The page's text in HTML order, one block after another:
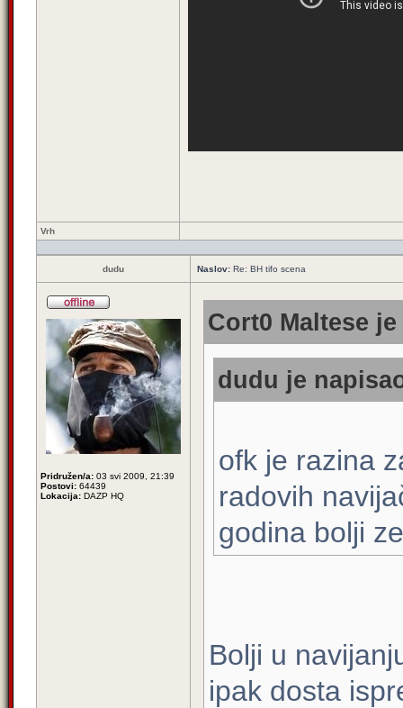
Vrh
dudu Naslov: Re: BH tifo scena
Pridružen/a: 03 svi 2009, 21:39
Postovi: 64439
Lokacija: DAZP HQ
Cort0 Maltese
dudu je
ofk je razina
radovih
godina bolji
Bolji u
ipak dosta